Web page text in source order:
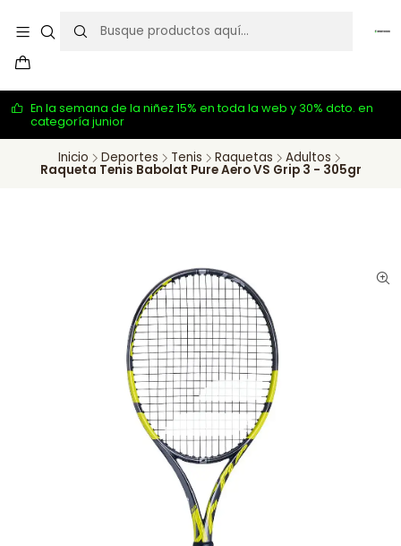
En la semana de la niñez 15% en toda la web y 30% dcto. en
categoría junior
Inicio Deportes Tenis Raquetas Adultos
Raqueta Tenis Babolat Pure Aero VS Grip 3 - 305gr